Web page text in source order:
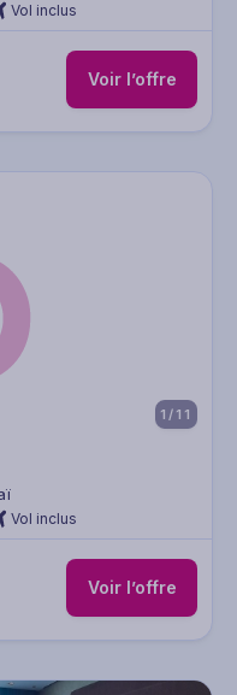
Vol inclus
Voir l’offre
1/11
Vol inclus
Voir l’offre